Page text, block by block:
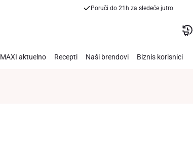
Poruči do 21h za sledeće jutro
MAXI aktuelno Recepti Naši brendovi Biznis korisnici